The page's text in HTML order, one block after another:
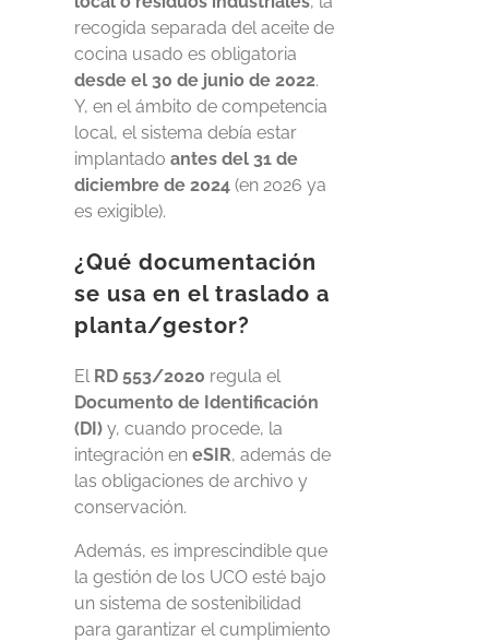
recogida separada del aceite de
cocina usado es obligatoria
desde el 30 de junio de 2022.
Y, en el ámbito de competencia
local, el sistema debía estar
implantado antes del 31 de
diciembre de 2024(en 2026 ya
es exigible).
¿Qué documentación
se usa en el traslado a
planta/gestor?
El RD 553/2020 regula el
Documento de Identificación
(DI)y, cuando procede, la
integración en eSIR, además de
las obligaciones de archivo y
conservación.
Además, es imprescindible que
la gestión de los UCO esté bajo
un sistema de sostenibilidad
para garantizar el cumplimiento